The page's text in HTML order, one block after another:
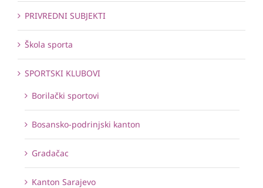
PRIVREDNI SUBJEKTI
Škola sporta
SPORTSKI KLUBOVI
Borilački sportovi
Bosansko-podrinjski kanton
Gradačac
Kanton Sarajevo